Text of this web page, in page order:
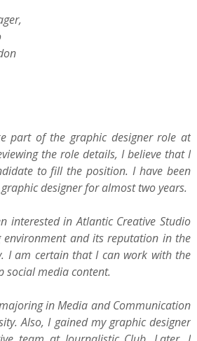
part of the graphic designer role at
the role details, I believe that I
to fill the position. I have been
designer for almost two years.
interested in Atlantic Creative Studio
and its reputation in the
I am certain that I can work with the
social media content.
in Media and Communication
Also, I gained my graphic designer